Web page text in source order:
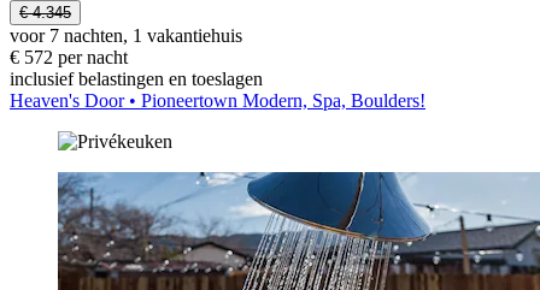
€ 4.345
voor 7 nachten, 1 vakantiehuis
€ 572 per nacht
inclusief belastingen en toeslagen
Heaven's Door • Pioneertown Modern, Spa, Boulders!